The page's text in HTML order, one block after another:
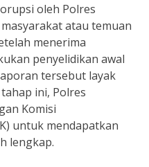
oleh Polres
atau temuan
menerima
penyelidikan awal
tersebut layak
ini, Polres
Komisi
untuk mendapatkan
lengkap.